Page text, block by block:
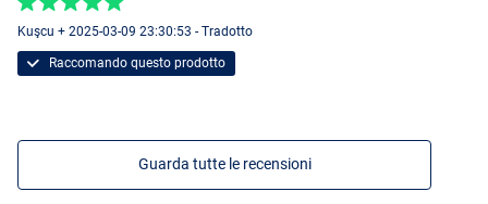
Kuşcu + 2025-03-09 23:30:53 - Tradotto
Raccomando questo prodotto
Guarda tutte le recensioni